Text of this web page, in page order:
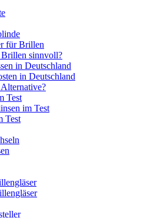
für Brillen
sinnvoll?
in Deutschland
in Deutschland
Test
im Test
Test